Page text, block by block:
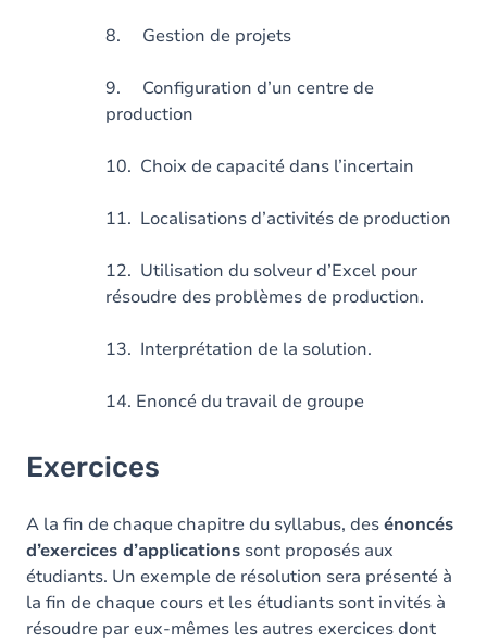
8. Gestion de projets
9. Configuration d’un centre de
production
10. Choix de capacité dans l’incertain
11. Localisations d’activités de production
12. Utilisation du solveur d’Excel pour
résoudre des problèmes de production.
13. Interprétation de la solution.
14. Enoncé du travail de groupe
Exercices
A la fin de chaque chapitre du syllabus, desénoncés
d’exercices d’applications sont proposés aux
étudiants. Un exemple de résolution sera présenté à
la fin de chaque cours et les étudiants sont invités à
résoudre par eux-mêmes les autres exercices dont